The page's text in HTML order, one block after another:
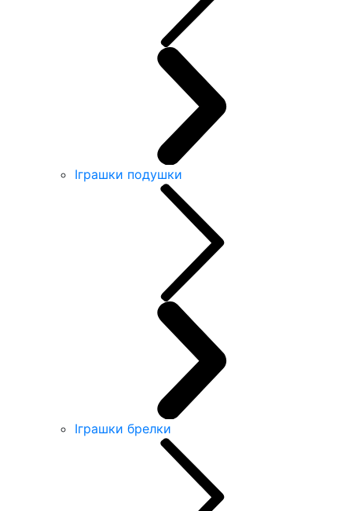
Іграшки подушки
Іграшки брелки